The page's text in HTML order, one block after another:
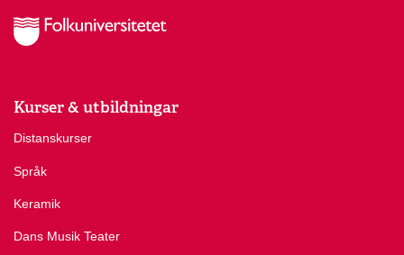
Kurser & utbildningar
Distanskurser
Språk
Keramik
Dans Musik Teater